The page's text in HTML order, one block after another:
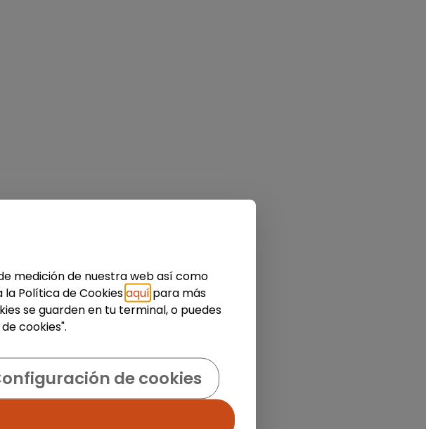
medición de nuestra web así como
Política de Cookiesaquí para más
se guarden en tu terminal, o puedes
cookies".
de cookies